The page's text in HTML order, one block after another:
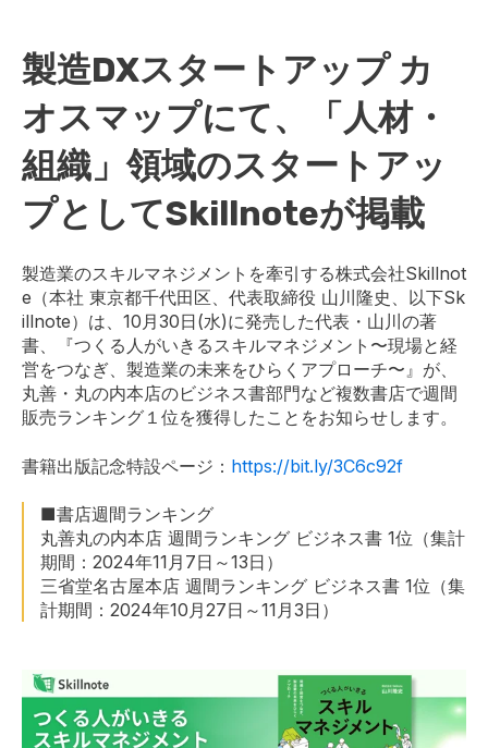
製造DXスタートアップ カ
オスマップにて、「人材・
組織」領域のスタートアッ
プとしてSkillnoteが掲載
製造業のスキルマネジメントを牽引する株式会社Skillnot
e（本社 東京都千代田区、代表取締役 山川隆史、以下Sk
illnote）は、10月30日(水)に発売した代表・山川の著
書、『つくる人がいきるスキルマネジメント〜現場と経
営をつなぎ、製造業の未来をひらくアプローチ〜』が、
丸善・丸の内本店のビジネス書部門など複数書店で週間
販売ランキング１位を獲得したことをお知らせします。
書籍出版記念特設ページ： https://bit.ly/3C6c92f
■書店週間ランキング
丸善丸の内本店 週間ランキング ビジネス書 1位（集計
期間：2024年11月7日～13日）
三省堂名古屋本店 週間ランキング ビジネス書 1位（集
計期間：2024年10月27日～11月3日）